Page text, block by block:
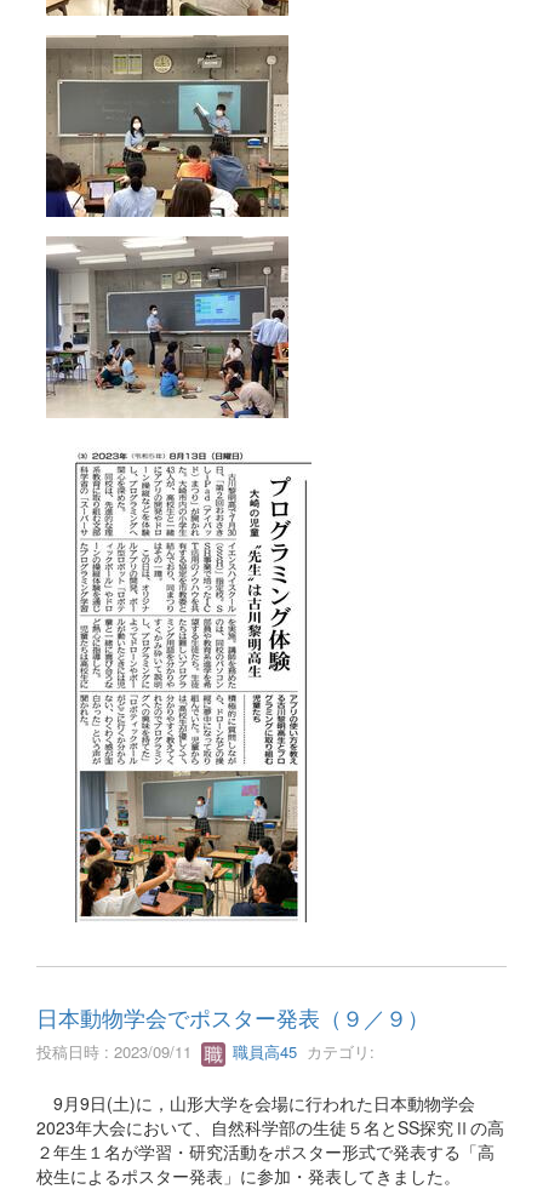
日本動物学会でポスター発表（９／９）
投稿日時 : 2023/09/11 職員高45 カテゴリ:
9月9日(土)に，山形大学を会場に行われた日本動物学会
2023年大会において、自然科学部の生徒５名とSS探究Ⅱの高
２年生１名が学習・研究活動をポスター形式で発表する「高
校生によるポスター発表」に参加・発表してきました。